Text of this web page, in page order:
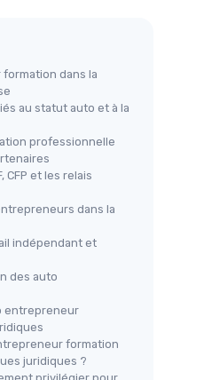
dans la
au statut auto et à la
professionnelle
CFP et les relais
dans la
indépendant et
des auto
entrepreneur
formation
juridiques ?